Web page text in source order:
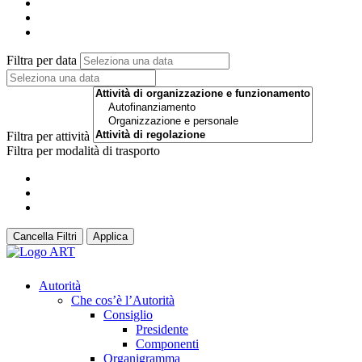
Filtra per data
Filtra per attività
Filtra per modalità di trasporto
Cancella Filtri Applica
Autorità
Che cos’è l’Autorità
Consiglio
Presidente
Componenti
Organigramma